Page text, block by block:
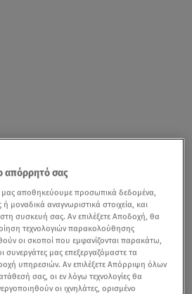
απόρρητό σας
μας αποθηκεύουμε προσωπικά δεδομένα,
μοναδικά αναγνωριστικά στοιχεία, και
συσκευή σας. Αν επιλέξετε Αποδοχή, θα
τεχνολογιών παρακολούθησης
οι σκοποί που εμφανίζονται παρακάτω,
συνεργάτες μας επεξεργαζόμαστε τα
υπηρεσιών. Αν επιλέξετε Απόρριψη όλων
σας, οι εν λόγω τεχνολογίες θα
οι ιχνηλάτες, ορισμένο